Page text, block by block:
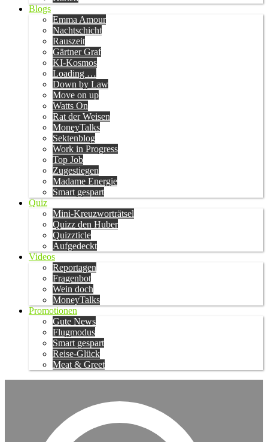
Blogs
Emma Amour
Nachtschicht
Rauszeit
Gärtner Graf
KI-Kosmos
Loading …
Down by Law
Move on up
Watts On
Rat der Weisen
MoneyTalks
Sektenblog
Work in Progress
Top Job
Zugestiegen
Madame Energie
Smart gespart
Quiz
Mini-Kreuzworträtsel
Quizz den Huber
Quizzticle
Aufgedeckt
Videos
Reportagen
Fragenbot
Wein doch
MoneyTalks
Promotionen
Gute News
Flugmodus
Smart gespart
Reise-Glück
Meat & Greet